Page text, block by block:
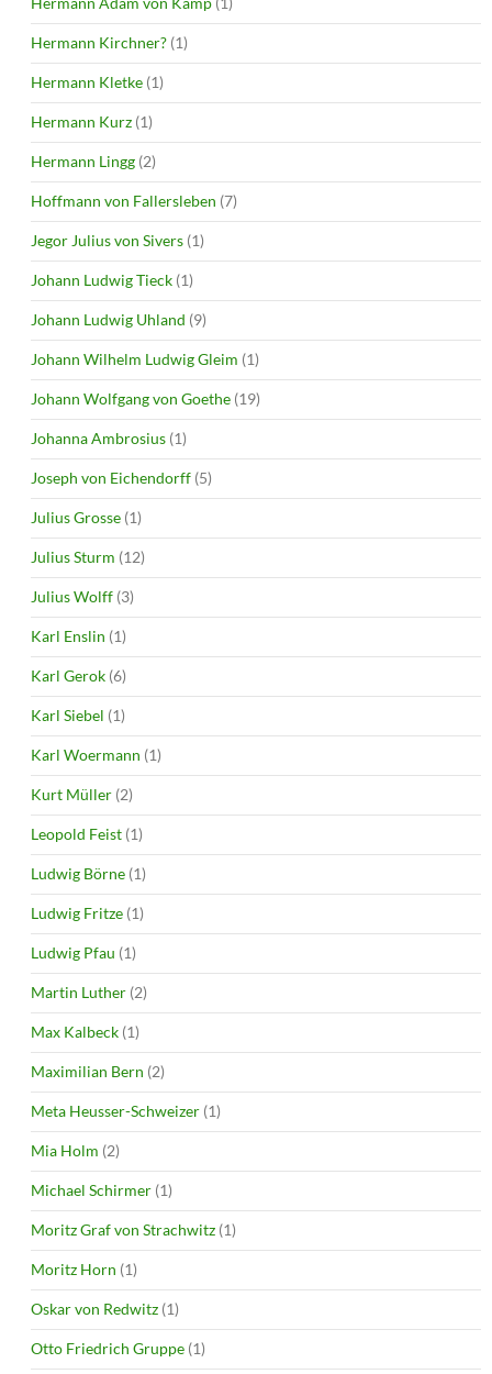
Hermann Kirchner? (1)
Hermann Kletke (1)
Hermann Kurz (1)
Hermann Lingg (2)
Hoffmann von Fallersleben (7)
Jegor Julius von Sivers (1)
Johann Ludwig Tieck (1)
Johann Ludwig Uhland (9)
Johann Wilhelm Ludwig Gleim (1)
Johann Wolfgang von Goethe (19)
Johanna Ambrosius (1)
Joseph von Eichendorff (5)
Julius Grosse (1)
Julius Sturm (12)
Julius Wolff (3)
Karl Enslin (1)
Karl Gerok (6)
Karl Siebel (1)
Karl Woermann (1)
Kurt Müller (2)
Leopold Feist (1)
Ludwig Börne (1)
Ludwig Fritze (1)
Ludwig Pfau (1)
Martin Luther (2)
Max Kalbeck (1)
Maximilian Bern (2)
Meta Heusser-Schweizer (1)
Mia Holm (2)
Michael Schirmer (1)
Moritz Graf von Strachwitz (1)
Moritz Horn (1)
Oskar von Redwitz (1)
Otto Friedrich Gruppe (1)